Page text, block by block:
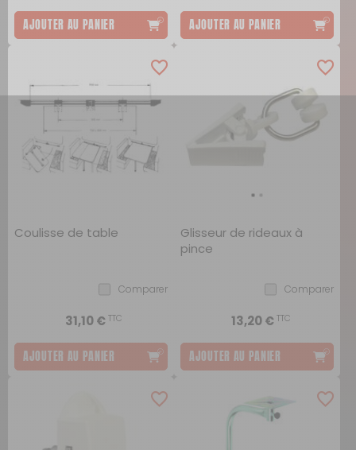
AJOUTER AU PANIER AJOUTER AU PANIER
Coulisse de table
Comparer
31,10 €TTC
AJOUTER AU PANIER
Glisseur de rideaux à
pince
Comparer
13,20 €TTC
AJOUTER AU PANIER